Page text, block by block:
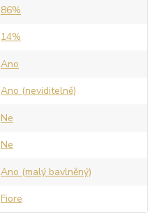
86%
14%
Ano
Ano (neviditelně)
Ne
Ne
Ano (malý bavlněný)
Fiore